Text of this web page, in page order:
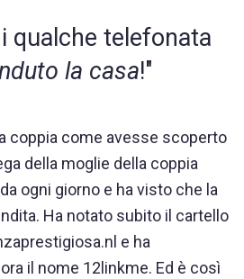
qualche telefonata
la casa!"
coppia come avesse scoperto
della moglie della coppia
ogni giorno e ha visto che la
Ha notato subito il cartello
e ha
il nome 12linkme. Ed è così